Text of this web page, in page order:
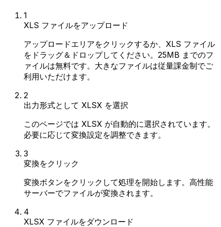
1
XLS ファイルをアップロード
アップロードエリアをクリックするか、XLS ファイル
をドラッグ＆ドロップしてください。25MB までのフ
ァイルは無料です。大きなファイルは従量課金制でご
利用いただけます。
2
出力形式として XLSX を選択
このページでは XLSX が自動的に選択されています。
必要に応じて変換設定を調整できます。
3
変換をクリック
変換ボタンをクリックして処理を開始します。高性能
サーバーでファイルが変換されます。
4
XLSX ファイルをダウンロード